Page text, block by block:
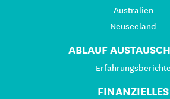
Australien
Neuseeland
ABLAUF
Erfahrungsberichte
FINANZIELLES